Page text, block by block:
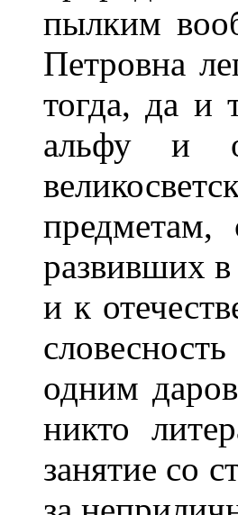
пылким
Петровна
тогда, да и
альфу и
развивших
и к
одним
никто
занятие со